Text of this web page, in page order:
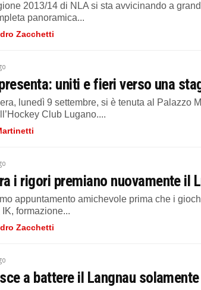
2013/14 di NLA si sta avvicinando a
panoramica...
Zacchetti
uniti e fieri verso una
lunedì 9 settembre, si è tenuta al Palazzo
Club Lugano....
i rigori premiano nuovamente il
appuntamento amichevole prima che i
formazione...
Zacchetti
a battere il Langnau